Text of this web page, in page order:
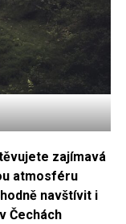
zajímavá
atmosféru
navštívit i
Čechách